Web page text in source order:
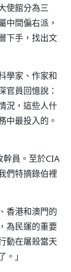
使館分為三
中間偏右派，
下手，找出文
學家、作家和
官員回憶說：
況，這些人什
中最投入的。
幹員。至於CIA
們特摘錄伯裡
香港和澳門的
為民運的重要
動在屠殺當天
」